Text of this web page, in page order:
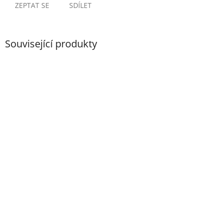
ZEPTAT SE SDÍLET
Související produkty